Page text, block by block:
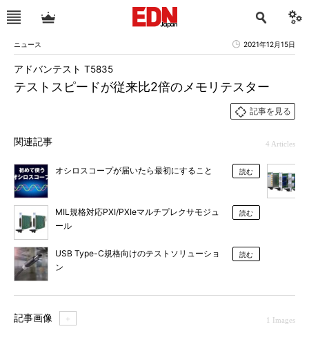
ニュース 2021年12月15日
テストスピードが従来比2倍のメモリテスター
アドバンテスト T5835
記事を見る
関連記事 4 Articles
オシロスコープが届いたら最初にすること 読む
MIL規格対応PXI/PXIeマルチプレクサモジュ
ール
読む
USB Type-C規格向けのテストソリューショ
ン
読む
記事画像 ＋ 1 Images